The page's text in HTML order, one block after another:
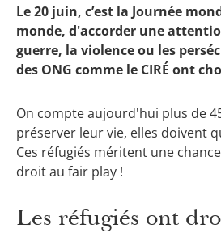
Le 20 juin, c’est la Journée
monde, d'accorder une
guerre, la violence ou les
des ONG comme le CIRÉ ont
On compte aujourd'hui plus de
préserver leur vie, elles doivent
Ces réfugiés méritent une
droit au fair play !
Les réfugiés ont